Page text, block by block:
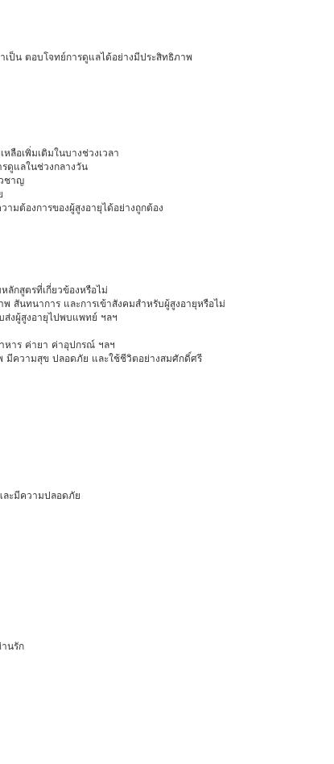
เป็น ตอบโจทย์การดูแลได้อย่างมีประสิทธิภาพ
อเพิ่มเติมในบางช่วงเวลา
ดูแลในช่วงกลางวัน
ชาญ
มต้องการของผู้สูงอายุได้อย่างถูกต้อง
กสูตรที่เกี่ยวข้องหรือไม่
สันทนาการ และการเข้าสังคมสำหรับผู้สูงอายุหรือไม่
ส่งผู้สูงอายุไปพบแพทย์ ฯลฯ
หาร ค่ายา ค่าอุปกรณ์ ฯลฯ
มีความสุข ปลอดภัย และใช้ชีวิตอย่างสมศักดิ์ศรี
ละมีความปลอดภัย
นรัก